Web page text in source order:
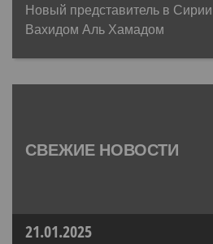
Новый представитель в
Вахидом Аль Хамадом
СВЕЖИЕ НОВОСТИ
21.01.2025